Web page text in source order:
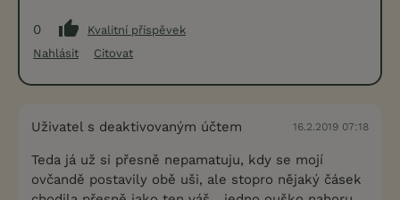
0
Kvalitní příspěvek
Nahlásit
Citovat
Uživatel s deaktivovaným účtem 16.2.2019 07:18
Teda já už si přesně nepamatuju, kdy se mojí
ovčandě postavily obě uši, ale stopro nějaký čásek